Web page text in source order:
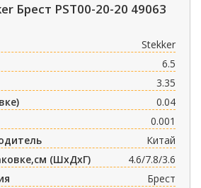
Брест PST00-20-20 49063
Stekker
6.5
3.35
0.04
0.001
Китай
(ШxДxГ)
4.6/7.8/3.6
Брест